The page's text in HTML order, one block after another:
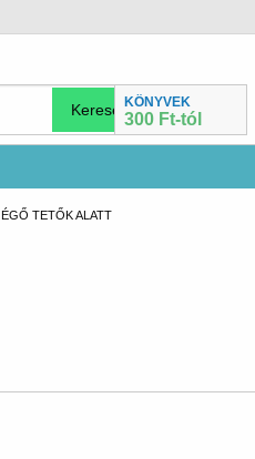
KÖNYVEK
300 Ft-tól
CURRENT:
ÉGŐ TETŐK ALATT